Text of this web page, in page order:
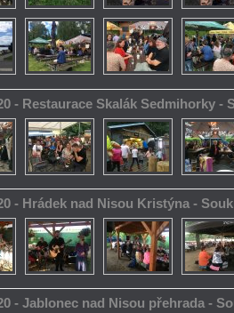
- Restaurace Skalák Sedmihorky -
- Hrádek nad Nisou Kristýna -
- Jablonec nad Nisou přehrada -